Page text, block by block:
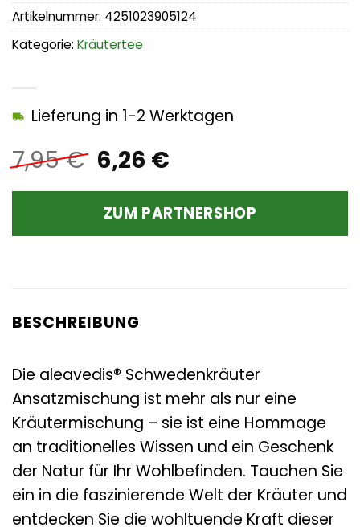
7,95€ Ursprünglicher
Preis
war:
7,95 €
6,26 €Aktueller
ist:
6,26 €.
Lieferung in 1-2 Werktagen
ZUM PARTNERSHOP
Artikelnummer: 4251023905124
Kategorie: Kräutertee
BESCHREIBUNG
Die aleavedis® Schwedenkräuter
Ansatzmischung ist mehr als nur eine
Kräutermischung – sie ist eine Hommage
an traditionelles Wissen und ein Geschenk
der Natur für Ihr Wohlbefinden. Tauchen Sie
ein in die faszinierende Welt der Kräuter und
entdecken Sie die wohltuende Kraft dieser